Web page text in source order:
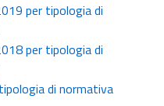
per tipologia di
per tipologia di
di normativa